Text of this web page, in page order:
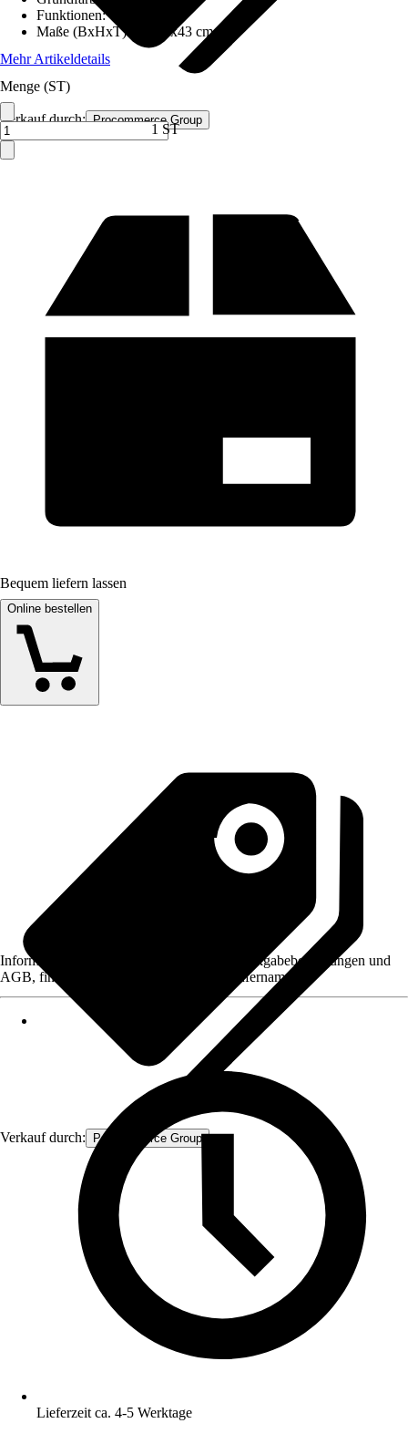
Verkauf durch: Procommerce Group
Funktionen:-
Maße (BxHxT)
77x43x43 cm
Mehr Artikeldetails
Menge (ST)
1 ST
Bequem liefern lassen
Online bestellen
Verkauf durch: Procommerce Group
Informationen des Verkäufers, wie z. B. Rückgabebedingungen und
AGB, finden Sie bei Klick auf den Verkäufernamen.
Lieferzeit ca. 4-5 Werktage